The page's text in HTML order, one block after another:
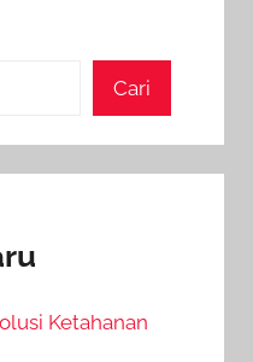
Cari
Ketahanan